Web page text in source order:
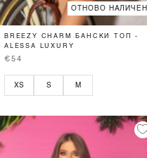
ОТНОВО НАЛИЧЕН
BREEZY CHARM БАНСКИ ТОП -
ALESSA LUXURY
€54
XS S M